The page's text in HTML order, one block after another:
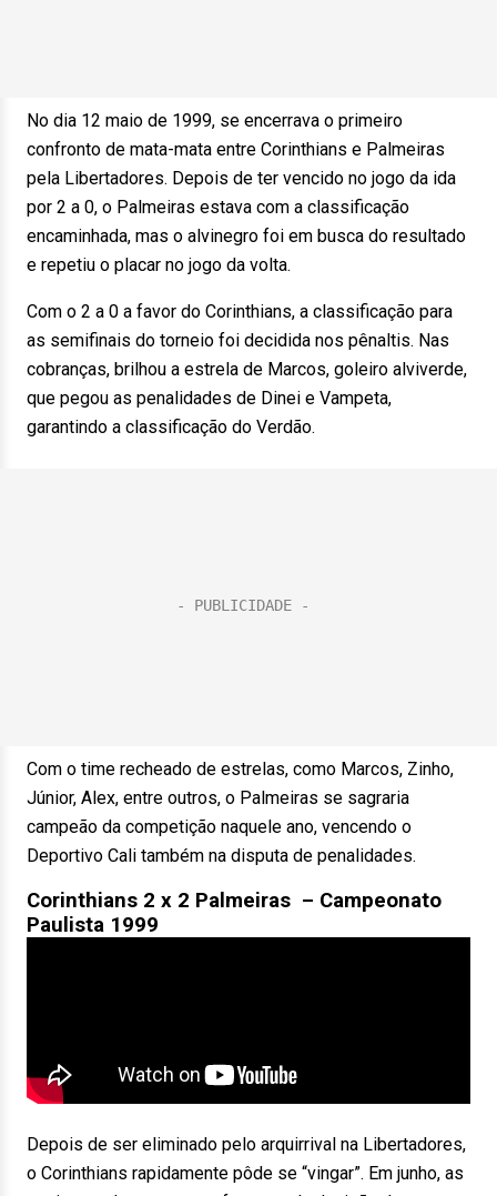
No dia 12 maio de 1999, se encerrava o primeiro
confronto de mata-mata entre Corinthians e Palmeiras
pela Libertadores. Depois de ter vencido no jogo da ida
por 2 a 0, o Palmeiras estava com a classificação
encaminhada, mas o alvinegro foi em busca do resultado
e repetiu o placar no jogo da volta.
Com o 2 a 0 a favor do Corinthians, a classificação para
as semifinais do torneio foi decidida nos pênaltis. Nas
cobranças, brilhou a estrela de Marcos, goleiro alviverde,
que pegou as penalidades de Dinei e Vampeta,
garantindo a classificação do Verdão.
Com o time recheado de estrelas, como Marcos, Zinho,
Júnior, Alex, entre outros, o Palmeiras se sagraria
campeão da competição naquele ano, vencendo o
Deportivo Cali também na disputa de penalidades.
Corinthians 2 x 2 Palmeiras – Campeonato
Paulista 1999
Depois de ser eliminado pelo arquirrival na Libertadores,
o Corinthians rapidamente pôde se “vingar”. Em junho, as